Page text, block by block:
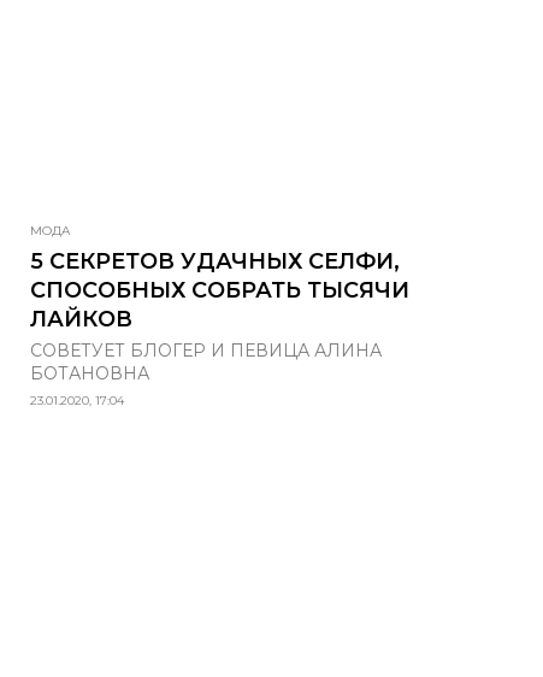
МОДА
5 СЕКРЕТОВ УДАЧНЫХ СЕЛФИ,
СПОСОБНЫХ СОБРАТЬ ТЫСЯЧИ
ЛАЙКОВ
СОВЕТУЕТ БЛОГЕР И ПЕВИЦА АЛИНА
БОТАНОВНА
23.01.2020, 17:04